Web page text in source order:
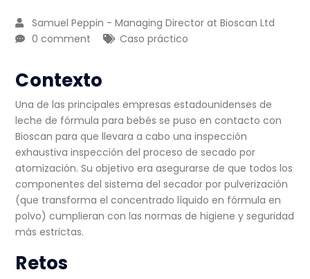
Samuel Peppin - Managing Director at Bioscan Ltd
0 comment
Caso práctico
Contexto
Una de las principales empresas estadounidenses de
leche de fórmula para bebés se puso en contacto con
Bioscan para que llevara a cabo una inspección
exhaustiva inspección del proceso de secado por
atomización. Su objetivo era asegurarse de que todos los
componentes del sistema del secador por pulverización
(que transforma el concentrado líquido en fórmula en
polvo) cumplieran con las normas de higiene y seguridad
más estrictas.
Retos